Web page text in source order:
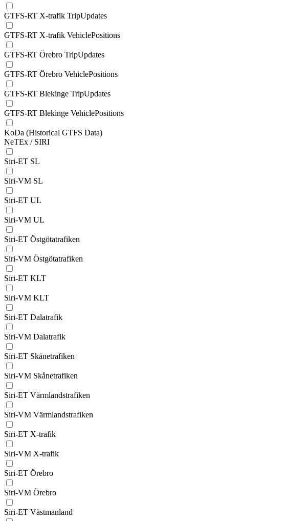
GTFS-RT X-trafik TripUpdates
GTFS-RT X-trafik VehiclePositions
GTFS-RT Örebro TripUpdates
GTFS-RT Örebro VehiclePositions
GTFS-RT Blekinge TripUpdates
GTFS-RT Blekinge VehiclePositions
KoDa (Historical GTFS Data)
NeTEx / SIRI
Siri-ET SL
Siri-VM SL
Siri-ET UL
Siri-VM UL
Siri-ET Östgötatrafiken
Siri-VM Östgötatrafiken
Siri-ET KLT
Siri-VM KLT
Siri-ET Dalatrafik
Siri-VM Dalatrafik
Siri-ET Skånetrafiken
Siri-VM Skånetrafiken
Siri-ET Värmlandstrafiken
Siri-VM Värmlandstrafiken
Siri-ET X-trafik
Siri-VM X-trafik
Siri-ET Örebro
Siri-VM Örebro
Siri-ET Västmanland